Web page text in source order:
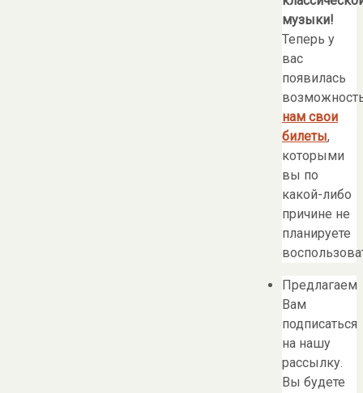
музыки!
Теперь у
вас
появилась
нам свои
билеты,
которыми
вы по
какой-либо
причине не
планируете
Предлагаем
Вам
подписаться
на нашу
рассылку.
Вы будете